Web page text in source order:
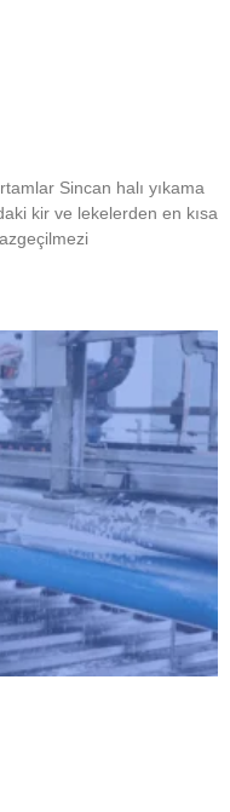
Sincan halı yıkama
kir ve lekelerden en kısa